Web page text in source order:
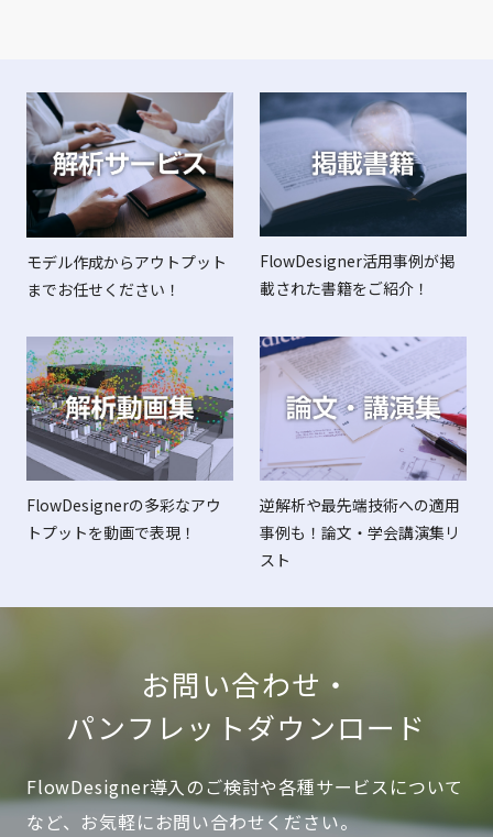
モデル作成からアウトプット
までお任せください！
FlowDesigner活用事例が掲
載された書籍をご紹介！
FlowDesignerの多彩なアウ
トプットを動画で表現！
逆解析や最先端技術への適用
事例も！論文・学会講演集リ
スト
お問い合わせ・
パンフレットダウンロード
FlowDesigner導入のご検討や各種サービスについて
など、お気軽にお問い合わせください。